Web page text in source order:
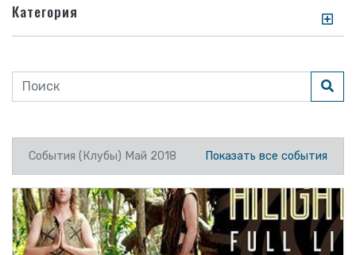
Категория
События (Клубы) Май 2018 Показать все события